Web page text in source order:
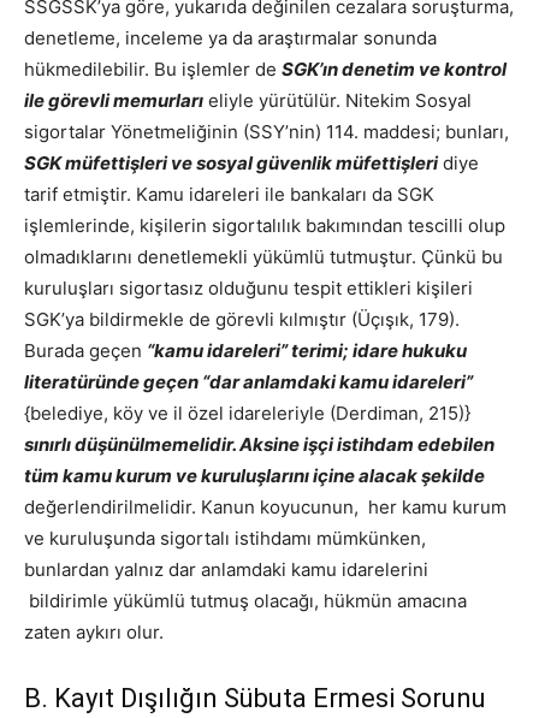
SSGSSK’ya göre, yukarıda değinilen cezalara soruşturma,
denetleme, inceleme ya da araştırmalar sonunda
hükmedilebilir. Bu işlemler de SGK’ın denetim ve kontrol
ile görevli memurları eliyle yürütülür. Nitekim Sosyal
sigortalar Yönetmeliğinin (SSY’nin) 114. maddesi; bunları,
SGK müfettişleri ve sosyal güvenlik müfettişleridiye
tarif etmiştir. Kamu idareleri ile bankaları da SGK
işlemlerinde, kişilerin sigortalılık bakımından tescilli olup
olmadıklarını denetlemekli yükümlü tutmuştur. Çünkü bu
kuruluşları sigortasız olduğunu tespit ettikleri kişileri
SGK’ya bildirmekle de görevli kılmıştır (Üçışık, 179).
Burada geçen “kamu idareleri” terimi; idare hukuku
literatüründe geçen “dar anlamdaki kamu idareleri”
{belediye, köy ve il özel idareleriyle (Derdiman, 215)}
sınırlı düşünülmemelidir. Aksine işçi istihdam edebilen
tüm kamu kurum ve kuruluşlarını içine alacak şekilde
değerlendirilmelidir. Kanun koyucunun, her kamu kurum
ve kuruluşunda sigortalı istihdamı mümkünken,
bunlardan yalnız dar anlamdaki kamu idarelerini
bildirimle yükümlü tutmuş olacağı, hükmün amacına
zaten aykırı olur.
B. Kayıt Dışılığın Sübuta Ermesi Sorunu